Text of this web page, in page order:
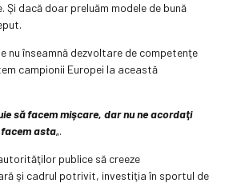
dacă doar preluăm modele de bună
nu înseamnă dezvoltare de competenţe
campionii Europei la această
să facem mişcare, dar nu ne acordaţi
asta„.
publice să creeze
şi cadrul potrivit, investiţia în sportul de